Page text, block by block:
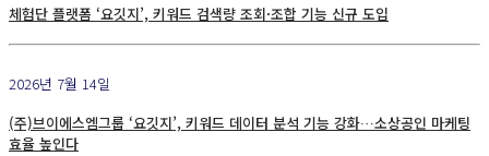
체험단 플랫폼 ‘요깃지’, 키워드 검색량 조회·조합 기능 신규 도입
2026년 7월 14일
(주)브이에스엠그룹 ‘요깃지’, 키워드 데이터 분석 기능 강화…소상공인 마케팅
효율 높인다